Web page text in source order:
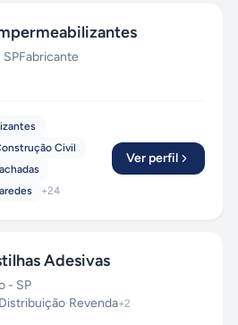
SPFabricante
Civil
+24
Ver perfil
Adesivas
- SP
Distribuição·Revenda+2